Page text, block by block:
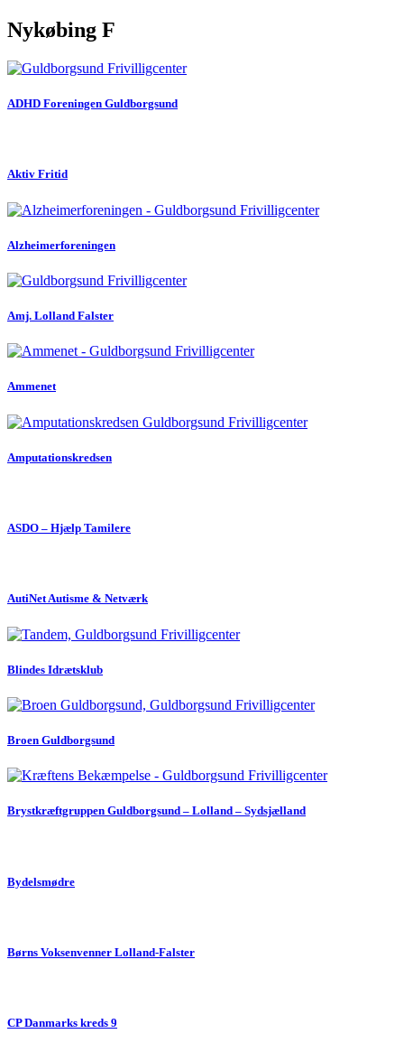
Nykøbing F
ADHD Foreningen Guldborgsund
Aktiv Fritid
Alzheimerforeningen
Amj. Lolland Falster
Ammenet
Amputationskredsen
ASDO – Hjælp Tamilere
AutiNet Autisme & Netværk
Blindes Idrætsklub
Broen Guldborgsund
Brystkræftgruppen Guldborgsund – Lolland – Sydsjælland
Bydelsmødre
Børns Voksenvenner Lolland-Falster
CP Danmarks kreds 9